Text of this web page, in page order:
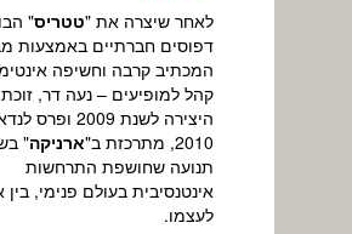
לאחר שיצרה את "טטריס"
דפוסים חברתיים באמצעות
המכתיב קרבה וחשיפה
קהל למופיעים – נעה דר,
היצירה לשנת 2009
2010, מתרכזת ב"
ארניקה"
תנועה שחושפת התרחשות
אינטנסיבית בעולם פנימי,
לעצמו.